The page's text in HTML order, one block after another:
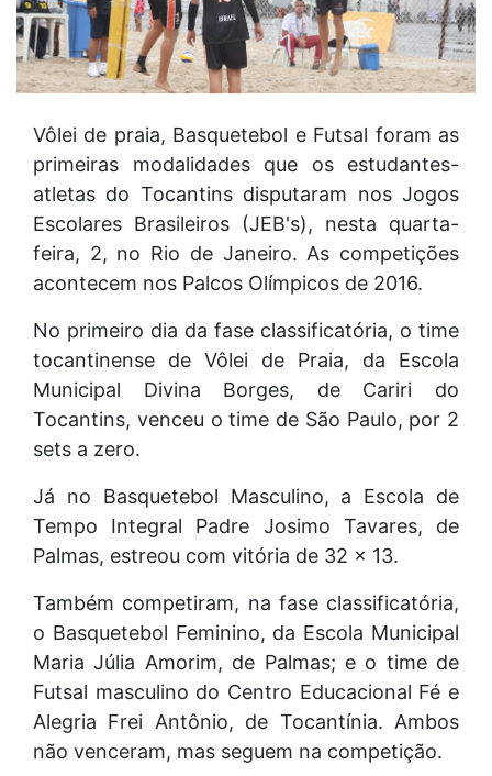
Vôlei de praia, Basquetebol e Futsal foram as
primeiras modalidades que os estudantes-
atletas do Tocantins disputaram nos Jogos
Escolares Brasileiros (JEB's), nesta quarta-
feira, 2, no Rio de Janeiro. As competições
acontecem nos Palcos Olímpicos de 2016.
No primeiro dia da fase classificatória, o time
tocantinense de Vôlei de Praia, da Escola
Municipal Divina Borges, de Cariri do
Tocantins, venceu o time de São Paulo, por 2
sets a zero.
Já no Basquetebol Masculino, a Escola de
Tempo Integral Padre Josimo Tavares, de
Palmas, estreou com vitória de 32 x 13.
Também competiram, na fase classificatória,
o Basquetebol Feminino, da Escola Municipal
Maria Júlia Amorim, de Palmas; e o time de
Futsal masculino do Centro Educacional Fé e
Alegria Frei Antônio, de Tocantínia. Ambos
não venceram, mas seguem na competição.